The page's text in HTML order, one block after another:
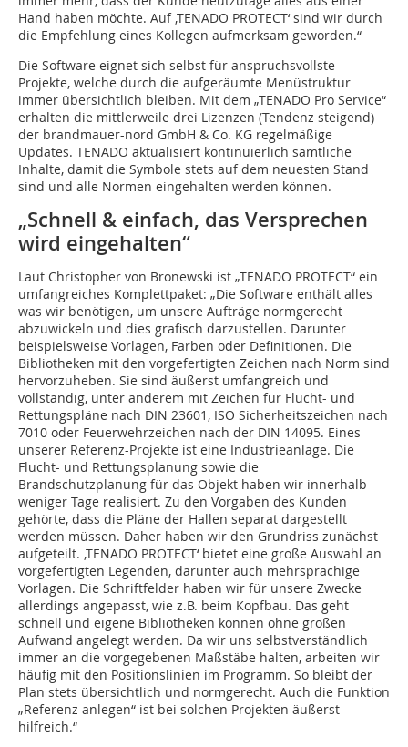
Hand haben möchte. Auf ‚TENADO PROTECT‘ sind wir durch
die Empfehlung eines Kollegen aufmerksam geworden.“
Die Software eignet sich selbst für anspruchsvollste
Projekte, welche durch die aufgeräumte Menüstruktur
immer übersichtlich bleiben. Mit dem „TENADO Pro Service“
erhalten die mittlerweile drei Lizenzen (Tendenz steigend)
der brandmauer-nord GmbH & Co. KG regelmäßige
Updates. TENADO aktualisiert kontinuierlich sämtliche
Inhalte, damit die Symbole stets auf dem neuesten Stand
sind und alle Normen eingehalten werden können.
„Schnell & einfach, das Versprechen
wird eingehalten“
Laut Christopher von Bronewski ist „TENADO PROTECT“ ein
umfangreiches Komplettpaket: „Die Software enthält alles
was wir benötigen, um unsere Aufträge normgerecht
abzuwickeln und dies grafisch darzustellen. Darunter
beispielsweise Vorlagen, Farben oder Definitionen. Die
Bibliotheken mit den vorgefertigten Zeichen nach Norm sind
hervorzuheben. Sie sind äußerst umfangreich und
vollständig, unter anderem mit Zeichen für Flucht- und
Rettungspläne nach DIN 23601, ISO Sicherheitszeichen nach
7010 oder Feuerwehrzeichen nach der DIN 14095. Eines
unserer Referenz-Projekte ist eine Industrieanlage. Die
Flucht- und Rettungsplanung sowie die
Brandschutzplanung für das Objekt haben wir innerhalb
weniger Tage realisiert. Zu den Vorgaben des Kunden
gehörte, dass die Pläne der Hallen separat dargestellt
werden müssen. Daher haben wir den Grundriss zunächst
aufgeteilt. ‚TENADO PROTECT‘ bietet eine große Auswahl an
vorgefertigten Legenden, darunter auch mehrsprachige
Vorlagen. Die Schriftfelder haben wir für unsere Zwecke
allerdings angepasst, wie z.B. beim Kopfbau. Das geht
schnell und eigene Bibliotheken können ohne großen
Aufwand angelegt werden. Da wir uns selbstverständlich
immer an die vorgegebenen Maßstäbe halten, arbeiten wir
häufig mit den Positionslinien im Programm. So bleibt der
Plan stets übersichtlich und normgerecht. Auch die Funktion
„Referenz anlegen“ ist bei solchen Projekten äußerst
hilfreich.“